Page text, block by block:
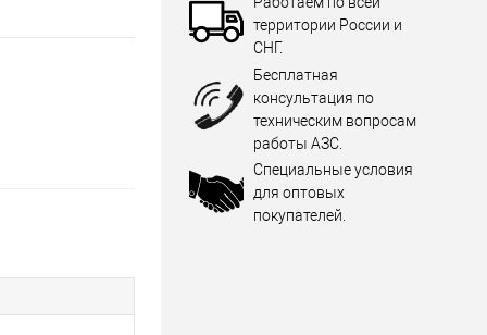
территории России и
СНГ.
Бесплатная
консультация по
техническим вопросам
работы АЗС.
Специальные условия
для оптовых
покупателей.